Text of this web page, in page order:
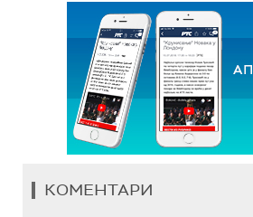
КОМЕНТАРИ